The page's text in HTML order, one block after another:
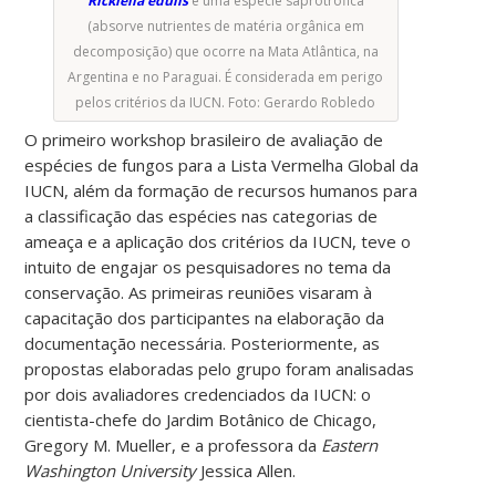
(absorve nutrientes de matéria orgânica em
decomposição) que ocorre na Mata Atlântica, na
Argentina e no Paraguai. É considerada em perigo
pelos critérios da IUCN. Foto: Gerardo Robledo
O primeiro workshop brasileiro de avaliação de
espécies de fungos para a Lista Vermelha Global da
IUCN, além da formação de recursos humanos para
a classificação das espécies nas categorias de
ameaça e a aplicação dos critérios da IUCN, teve o
intuito de engajar os pesquisadores no tema da
conservação. As primeiras reuniões visaram à
capacitação dos participantes na elaboração da
documentação necessária. Posteriormente, as
propostas elaboradas pelo grupo foram analisadas
por dois avaliadores credenciados da IUCN: o
cientista-chefe do Jardim Botânico de Chicago,
Gregory M. Mueller, e a professora da Eastern
Washington UniversityJessica Allen.